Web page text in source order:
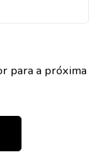
para a próxima